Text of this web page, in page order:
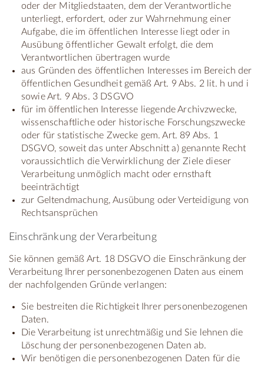
oder der Mitgliedstaaten, dem der Verantwortliche
unterliegt, erfordert, oder zur Wahrnehmung einer
Aufgabe, die im öffentlichen Interesse liegt oder in
Ausübung öffentlicher Gewalt erfolgt, die dem
Verantwortlichen übertragen wurde
aus Gründen des öffentlichen Interesses im Bereich der
öffentlichen Gesundheit gemäß Art. 9 Abs. 2 lit. h und i
sowie Art. 9 Abs. 3 DSGVO
für im öffentlichen Interesse liegende Archivzwecke,
wissenschaftliche oder historische Forschungszwecke
oder für statistische Zwecke gem. Art. 89 Abs. 1
DSGVO, soweit das unter Abschnitt a) genannte Recht
voraussichtlich die Verwirklichung der Ziele dieser
Verarbeitung unmöglich macht oder ernsthaft
beeinträchtigt
zur Geltendmachung, Ausübung oder Verteidigung von
Rechtsansprüchen
Einschränkung der Verarbeitung
Sie können gemäß Art. 18 DSGVO die Einschränkung der
Verarbeitung Ihrer personenbezogenen Daten aus einem
der nachfolgenden Gründe verlangen:
Sie bestreiten die Richtigkeit Ihrer personenbezogenen
Daten.
Die Verarbeitung ist unrechtmäßig und Sie lehnen die
Löschung der personenbezogenen Daten ab.
Wir benötigen die personenbezogenen Daten für die